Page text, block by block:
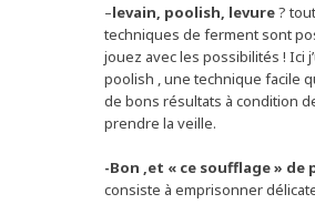
–levain, poolish, levure?
techniques de ferment sont
jouez avec les possibilités ! Ici
poolish , une technique facile
de bons résultats à condition
prendre la veille.
-Bon ,et « ce soufflage » de
consiste à emprisonner